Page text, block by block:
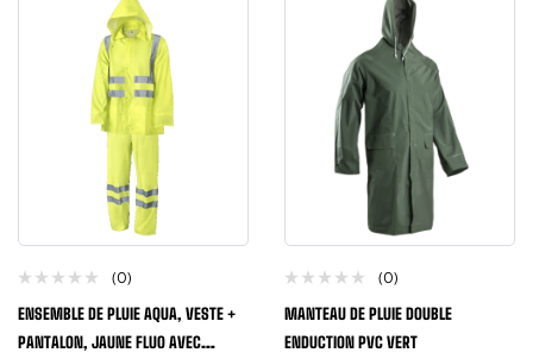
(0)
ENSEMBLE DE PLUIE AQUA, VESTE +
PANTALON, JAUNE FLUO AVEC
(0)
MANTEAU DE PLUIE DOUBLE
ENDUCTION PVC VERT